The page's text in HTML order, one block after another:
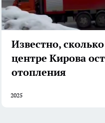
Известно,
центре Кирова
отопления
2025